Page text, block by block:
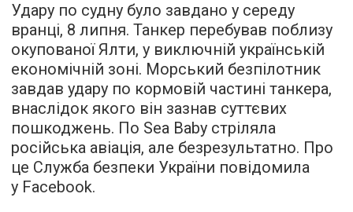
Удару по судну було завдано у середу
вранці, 8 липня. Танкер перебував поблизу
окупованої Ялти, у виключній українській
економічній зоні. Морський безпілотник
завдав удару по кормовій частині танкера,
внаслідок якого він зазнав суттєвих
пошкоджень. По Sea Baby стріляла
російська авіація, але безрезультатно. Про
це Служба безпеки України повідомила
у Facebook.